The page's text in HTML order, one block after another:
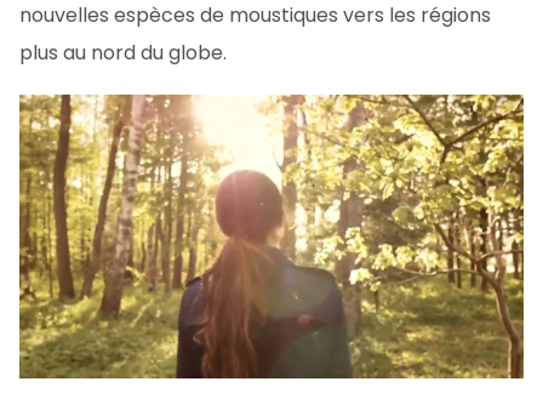
nouvelles espèces de moustiques vers les régions
plus au nord du globe.